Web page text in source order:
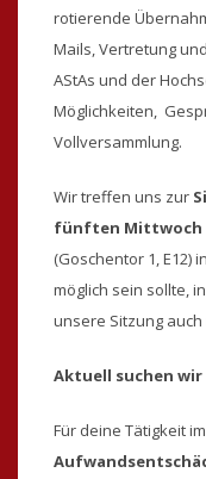
rotierende
Mails, Vertretung
AStAs und der
Möglichkeiten,
Vollversammlung.
Wir treffen uns zur
fünften Mittwoch
(Goschentor 1, E12)
möglich sein sollte,
unsere Sitzung
Aktuell suchen
Für deine Tätigkeit